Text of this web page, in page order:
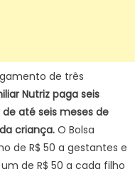
de três
Nutriz paga seis
até seis meses de
criança. O Bolsa
de R$ 50 a gestantes e
de R$ 50 a cada filho